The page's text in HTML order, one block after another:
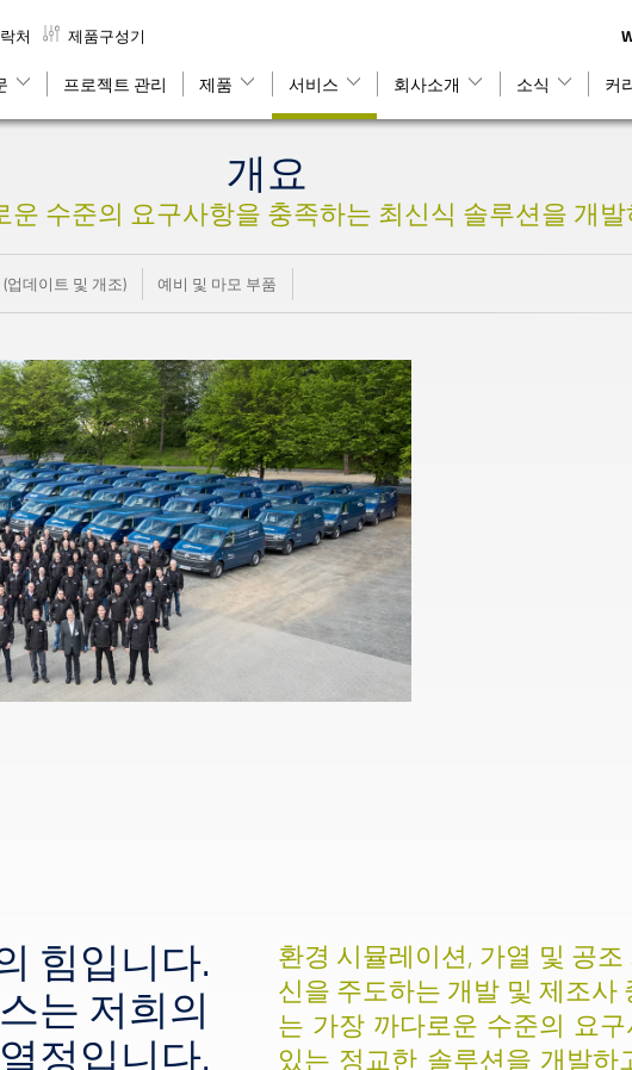
처 제품구성기
프로젝트 관리 제품 서비스 회사소개 소식 커
개요
수준의 요구사항을 충족하는 최신식 솔루션을 개
업데이트 및 개조) 예비 및 마모 부품
힘입니다.
는 저희의
열정입니다.
환경 시뮬레이션, 가열 및 공
신을 주도하는 개발 및 제조사
는 가장 까다로운 수준의 요
있는 정교한 솔루션을 개발하